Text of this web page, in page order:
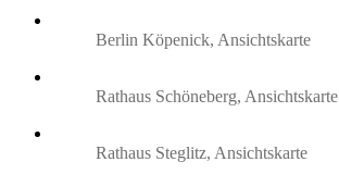
Berlin Köpenick, Ansichtskarte
Rathaus Schöneberg, Ansichtskarte
Rathaus Steglitz, Ansichtskarte